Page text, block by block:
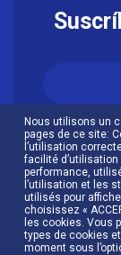
Nous utilisons un
pages de ce site:
l’utilisation
facilité
performance,
l’utilisation et les
utilisés pour
choisissez «
les cookies. Vous
types de cookies
moment sous